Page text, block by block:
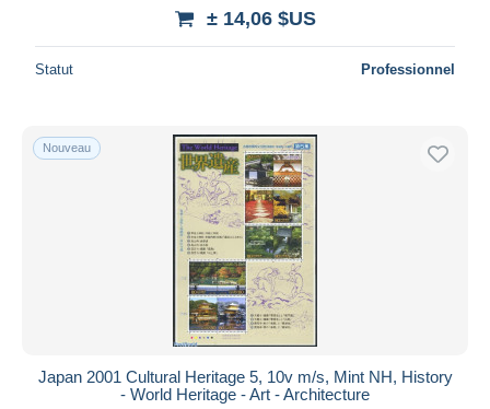
± 14,06 $US
Statut Professionnel
Nouveau
Japan 2001 Cultural Heritage 5, 10v m/s, Mint NH, History
- World Heritage - Art - Architecture